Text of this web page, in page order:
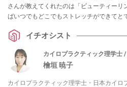
さんが教えてくれたのは「ビューティーリ
ばいつでもどこでもストレッチができてと
イチオシスト
カイロプラクティック理学士
檜垣 暁子
カイロプラクティック理学士・日本カイロ